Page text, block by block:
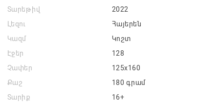
Տարեթիվ
2022
Լեզու
Հայերեն
Կազմ
Կոշտ
Էջեր
128
Չափեր
125x160
Քաշ
180 գրամ
Տարիք
16+